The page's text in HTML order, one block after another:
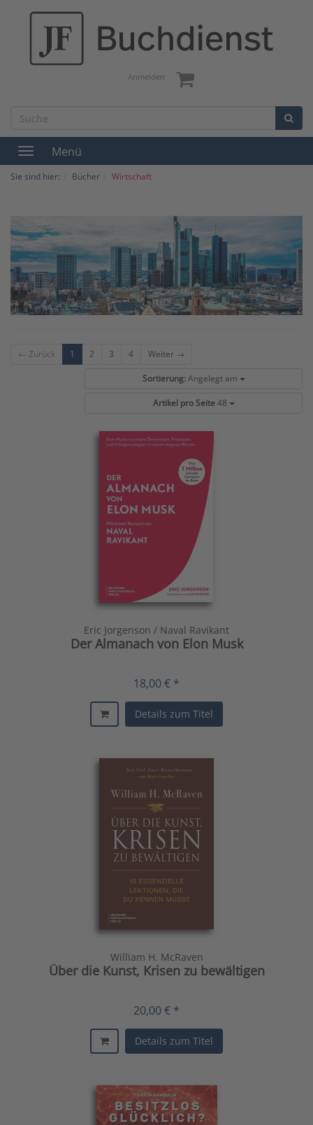
Anmelden
Toggle
navigation
Menü
Sie sind hier: Bücher Wirtschaft
← Zurück 1 2 3 4 Weiter →
Sortierung: Angelegt am
Artikel pro Seite 48
Eric Jorgenson / Naval Ravikant
Der Almanach von Elon Musk
18,00 € *
Details zum Titel
William H. McRaven
Über die Kunst, Krisen zu bewältigen
20,00 € *
Details zum Titel